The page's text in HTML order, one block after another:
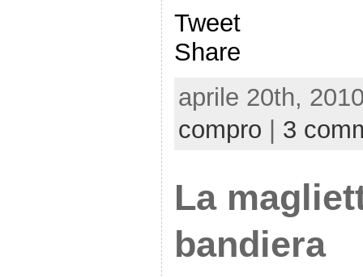
Tweet
Share
aprile 20th,
compro | 3
La
bandiera